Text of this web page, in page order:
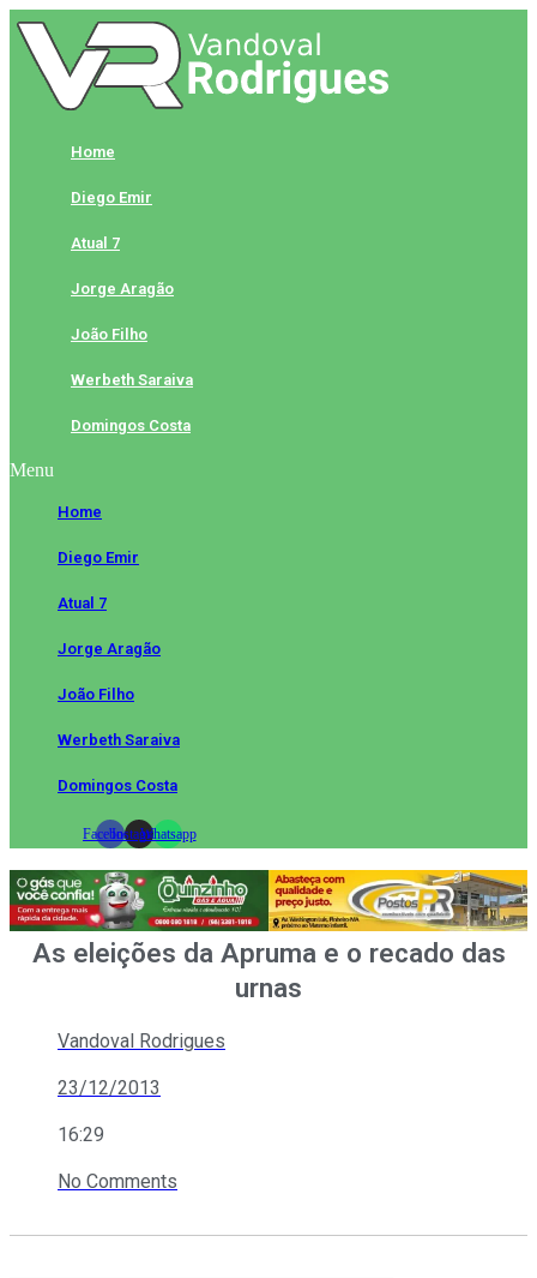
Skip
to
content
Home
Diego Emir
Atual 7
Jorge Aragão
João Filho
Werbeth Saraiva
Domingos Costa
Menu
Home
Diego Emir
Atual 7
Jorge Aragão
João Filho
Werbeth Saraiva
Domingos Costa
FacebookInstagramWhatsapp
As eleições da Apruma e o recado das
urnas
Vandoval Rodrigues
23/12/2013
16:29
No Comments